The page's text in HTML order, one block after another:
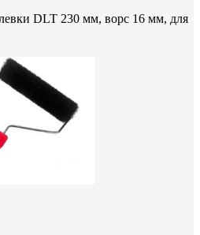
DLT 230 мм, ворс 16 мм, для